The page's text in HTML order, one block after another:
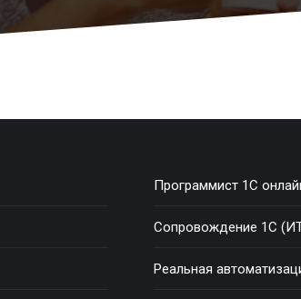
Программист 1С
Сопровождение 1С
Реальная